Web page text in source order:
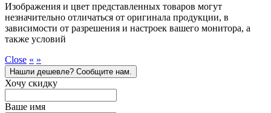
Изображения и цвет представленных товаров могут
незначительно отличаться от оригинала продукции, в
зависимости от разрешения и настроек вашего монитора, а
также условий
Close « »
Нашли дешевле? Сообщите нам.
Хочу скидку
Ваше имя